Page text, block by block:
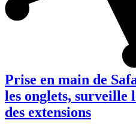
Prise en main de
les onglets, surveille
des extensions